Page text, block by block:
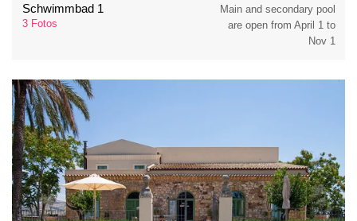
Schwimmbad 1
3 Fotos
Main and secondary pool
are open from April 1 to
Nov 1